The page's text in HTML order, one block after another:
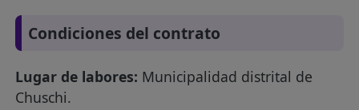
Condiciones del contrato
Lugar de labores: Municipalidad distrital de
Chuschi.